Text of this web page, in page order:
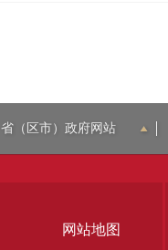
省（区市）政府网站
网站地图